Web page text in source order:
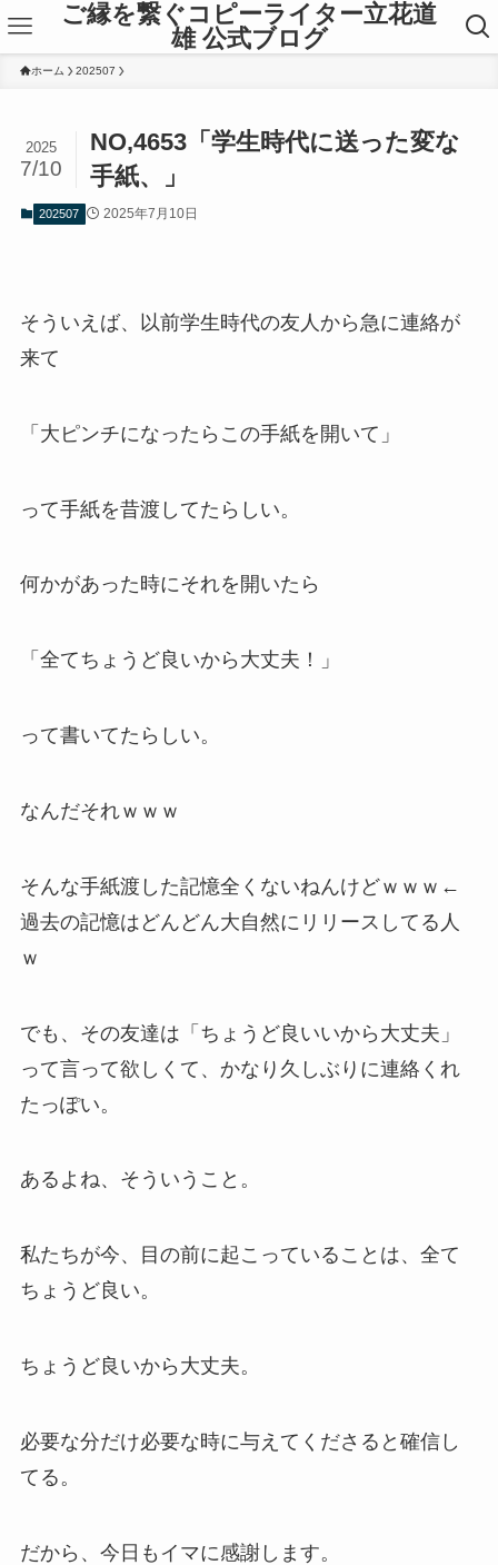
ご縁を繋ぐコピーライター立花道
雄 公式ブログ
ホーム 202507
NO,4653「学生時代に送った変な
手紙、」
2025
7/10
202507 2025年7月10日
そういえば、以前学生時代の友人から急に連絡が
来て
「大ピンチになったらこの手紙を開いて」
って手紙を昔渡してたらしい。
何かがあった時にそれを開いたら
「全てちょうど良いから大丈夫！」
って書いてたらしい。
なんだそれｗｗｗ
そんな手紙渡した記憶全くないねんけどｗｗｗ←
過去の記憶はどんどん大自然にリリースしてる人
ｗ
でも、その友達は「ちょうど良いいから大丈夫」
って言って欲しくて、かなり久しぶりに連絡くれ
たっぽい。
あるよね、そういうこと。
私たちが今、目の前に起こっていることは、全て
ちょうど良い。
ちょうど良いから大丈夫。
必要な分だけ必要な時に与えてくださると確信し
てる。
だから、今日もイマに感謝します。